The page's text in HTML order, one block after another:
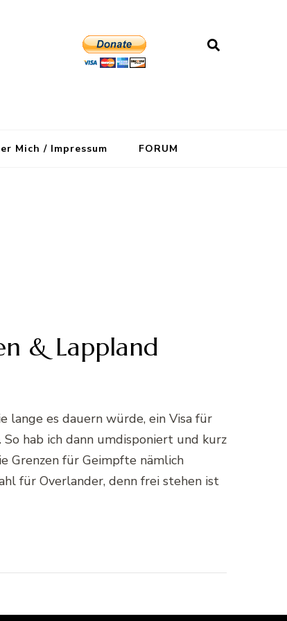
Mich / Impressum FORUM
& Lappland
lange es dauern würde, ein Visa für
hab ich dann umdisponiert und kurz
Grenzen für Geimpfte nämlich
für Overlander, denn frei stehen ist